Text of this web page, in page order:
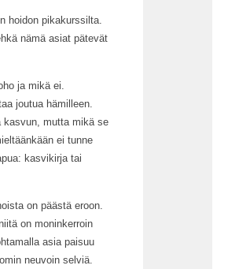
hoidon pikakurssilta.
nämä asiat pätevät
ja mikä ei.
joutua hämilleen.
kasvun, mutta mikä se
ei tunne
kasvikirja tai
on päästä eroon.
on moninkerroin
asia paisuu
neuvoin selviä.